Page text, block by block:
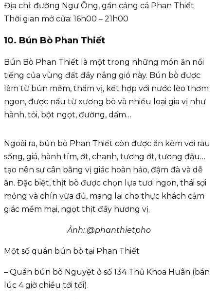
Địa chỉ: đường Ngư Ông, gần cảng cá Phan Thiết
Thời gian mở cửa: 16h00 – 21h00
10. Bún Bò Phan Thiết
Bún Bò Phan Thiết là một trong những món ăn nổi
tiếng của vùng đất đầy nắng gió này. Bún bò được
làm từ bún mềm, thấm vị, kết hợp với nước lèo thơm
ngon, được nấu từ xương bò và nhiều loại gia vị như
hành, tỏi, bột ngọt, đường, dấm…
Ngoài ra, bún bò Phan Thiết còn được ăn kèm với rau
sống, giá, hành tím, ớt, chanh, tương ớt, tương đậu…
tạo nên sự cân bằng vị giác hoàn hảo, đậm đà và dễ
ăn. Đặc biệt, thịt bò được chọn lựa tươi ngon, thái sợi
mỏng và chín vừa đủ, mang lại cho thực khách cảm
giác mềm mại, ngọt thịt đầy hương vị.
Ảnh: @phanthietpho
Một số quán bún bò tại Phan Thiết
– Quán bún bò Nguyệt ở số 134 Thủ Khoa Huân (bán
lúc 4 giờ chiều tới tối).